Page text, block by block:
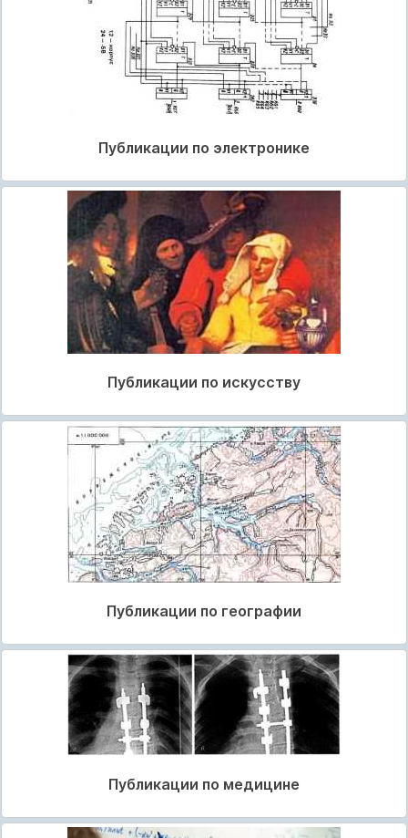
Публикации по электронике
Публикации по искусству
Публикации по географии
Публикации по медицине